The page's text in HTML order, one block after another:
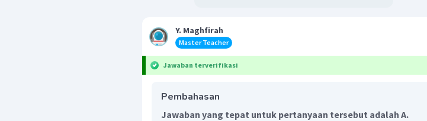
Y. Maghfirah
Master Teacher
Jawaban terverifikasi
Pembahasan
Jawaban yang tepat untuk pertanyaan tersebut adalah A.